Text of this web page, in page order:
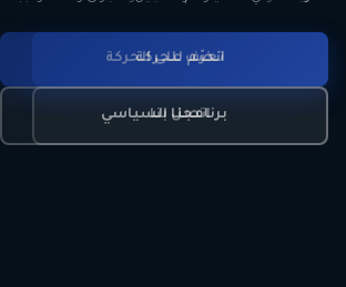
تعرّف على الحركة
برنامجنا السياسي
انضم للحركة
اتصل بنا